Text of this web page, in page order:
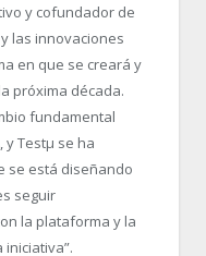
y cofundador de
las innovaciones
en que se creará y
próxima década.
fundamental
y Testμ se ha
se está diseñando
seguir
la plataforma y la